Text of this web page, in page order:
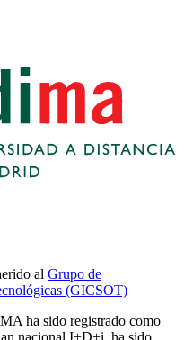
al Grupo de
(GICSOT)
ha sido registrado como
nacional I+D+i, ha sido